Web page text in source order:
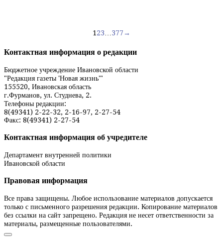
по
123 377→
Контактная информация о редакции
Бюджетное учреждение Ивановской области
"Редакция газеты 'Новая жизнь'"
155520, Ивановская область
г.Фурманов, ул. Студнева, 2.
Телефоны редакции:
8(49341) 2-22-32, 2-16-97, 2-27-54
Факс: 8(49341) 2-27-54
Контактная информация об учредителе
Департамент внутренней политики
Ивановской области
Правовая информация
Все права защищены. Любое использование материалов допускается
только с письменного разрешения редакции. Копирование материалов
без ссылки на сайт запрещено. Редакция не несет ответственности за
материалы, размещенные пользователями.